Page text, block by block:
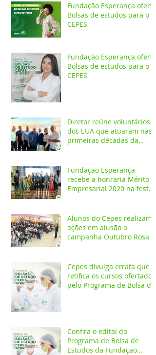
Fundação Esperança oferta
Bolsas de estudos para o
CEPES
Fundação Esperança oferta
Bolsas de estudos para o
CEPES
Diretor reúne voluntários
dos EUA que atuaram nas
primeiras décadas da
Fundação Esperança
recebe a honraria Mérito
Empresarial 2020 na festa
Alunos do Cepes realizam
ações em alusão a
campanha Outubro Rosa
Cepes divulga errata que
retifica os cursos ofertados
pelo Programa de Bolsa de
Confira o edital do
Programa de Bolsa de
Estudos da Fundação